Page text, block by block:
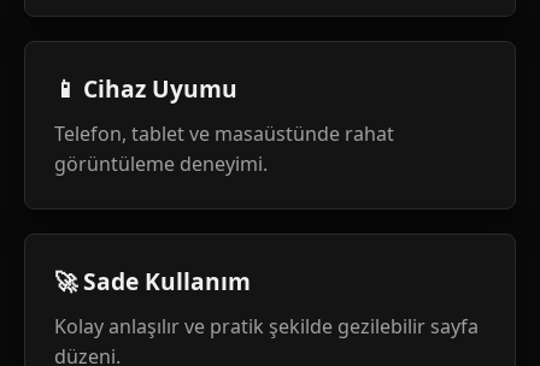
📱 Cihaz Uyumu
Telefon, tablet ve masaüstünde rahat
görüntüleme deneyimi.
🚀 Sade Kullanım
Kolay anlaşılır ve pratik şekilde gezilebilir sayfa
düzeni.